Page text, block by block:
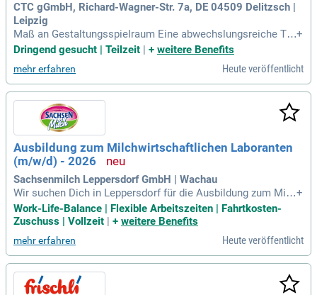
CTC gGmbH, Richard-Wagner-Str. 7a, DE 04509 Delitzsch |
Leipzig
Maß an Gestaltungsspielraum Eine abwechslungsreiche Tät
igkeit mit Einblicken in die strategische Entwicklung einer w
achsenden Forschungseinrichtung Zusammenarbeit mit füh
renden Wissenschaftlerinnen und Wissenschaftlern sowie P
artnern aus Wissenschaft, Wirtschaft
+
Dringend gesucht | Teilzeit | + weitere Benefits
mehr erfahren Heute veröffentlicht
Ausbildung zum Milchwirtschaftlichen Laboranten
(m/w/d) - 2026
Sachsenmilch Leppersdorf GmbH | Wachau
Wir suchen Dich in Leppersdorf für die Ausbildung zum Milc
hwirtschaftlichen Laboranten (m/w/d); 2026. Deine Rolle: Al
s Milchwirtschaftlicher Laborant (m/w/d) bist Du für die Prü
+
Work-Life-Balance | Flexible Arbeitszeiten | Fahrtkosten-
Zuschuss | Vollzeit
+ weitere Benefits
mehr erfahren Heute veröffentlicht